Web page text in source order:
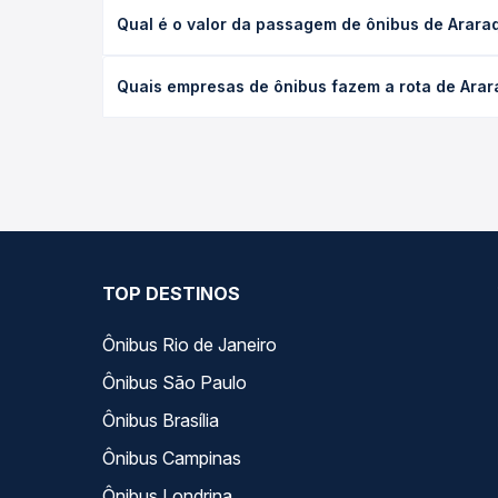
executivo ou leito) e as condições de tráfego. Na
Qual é o valor da passagem de ônibus de
tipo de poltrona e a antecedência da compra. Na
Quais empresas de ônibus fazem a rota de
TOP DESTINOS
Ônibus Rio de Janeiro
Ônibus São Paulo
Ônibus Brasília
Ônibus Campinas